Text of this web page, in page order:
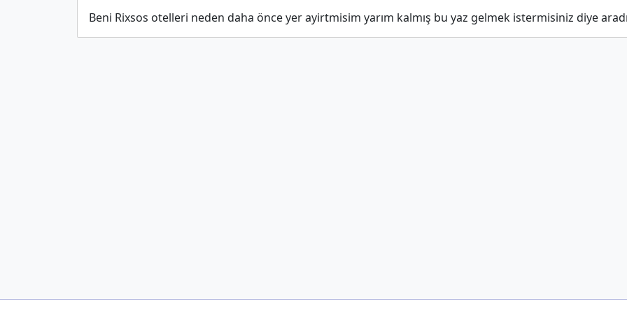
Beni Rixsos otelleri neden daha önce yer ayirtmisim yarım kalmış bu yaz gelmek istermisiniz diye